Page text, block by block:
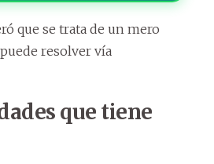
que se trata de un mero
resolver vía
que tiene